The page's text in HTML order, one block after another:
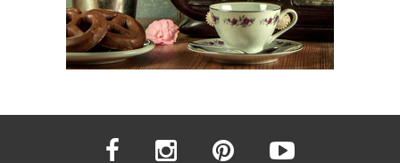
facebook instagram